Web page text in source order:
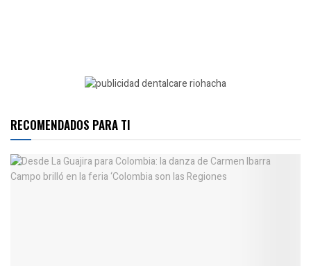
RECOMENDADOS PARA TI